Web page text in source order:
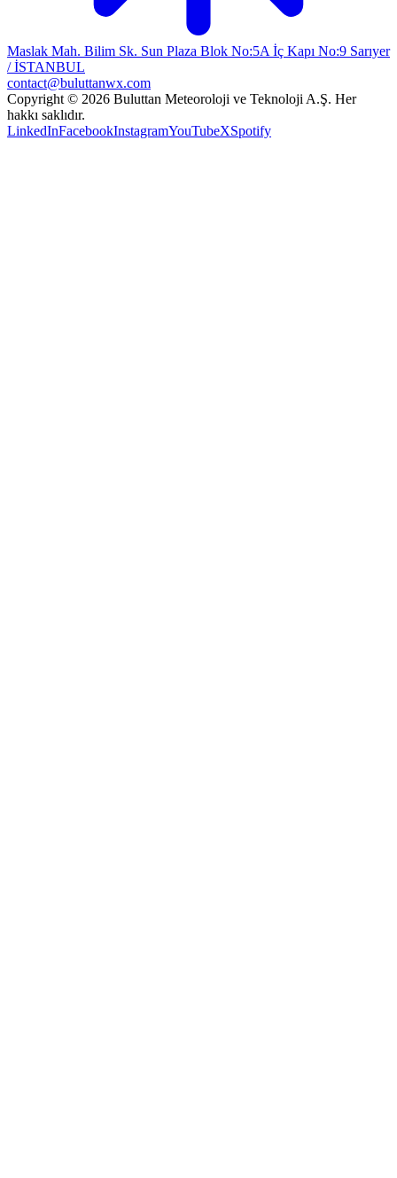
Maslak Mah. Bilim Sk. Sun Plaza Blok No:5A İç Kapı No:9 Sarıyer
/ İSTANBUL
contact@buluttanwx.com
Copyright © 2026 Buluttan Meteoroloji ve Teknoloji A.Ş. Her
hakkı saklıdır.
LinkedInFacebookInstagramYouTubeXSpotify